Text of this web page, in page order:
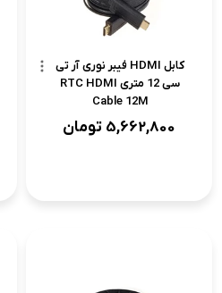
کابل HDMI فیبر نوری آر تی
سی 12 متری RTC HDMI
Cable 12M
5,662,800 تومان